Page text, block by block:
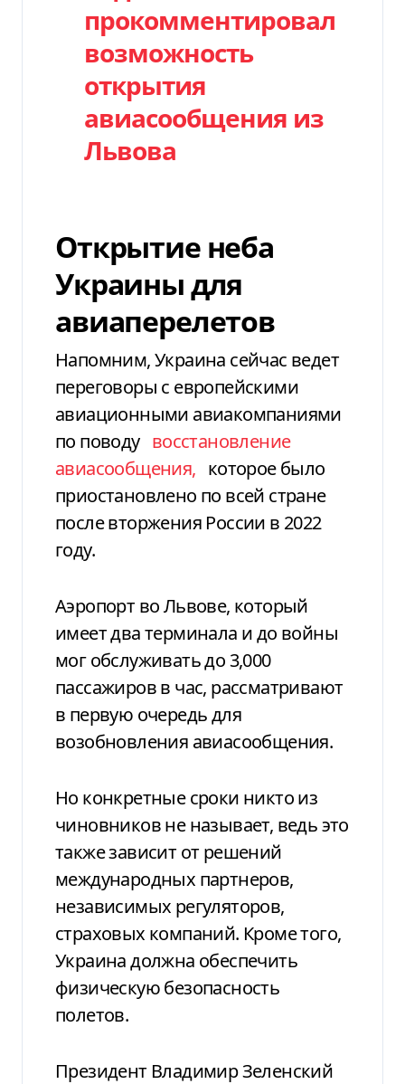
прокомментировал
возможность
открытия
авиасообщения из
Львова
Открытие неба
Украины для
авиаперелетов
Напомним, Украина сейчас ведет
переговоры с европейскими
авиационными авиакомпаниями
по поводу восстановление
авиасообщения, которое было
приостановлено по всей стране
после вторжения России в 2022
году.
Аэропорт во Львове, который
имеет два терминала и до войны
мог обслуживать до 3,000
пассажиров в час, рассматривают
в первую очередь для
возобновления авиасообщения.
Но конкретные сроки никто из
чиновников не называет, ведь это
также зависит от решений
международных партнеров,
независимых регуляторов,
страховых компаний. Кроме того,
Украина должна обеспечить
физическую безопасность
полетов.
Президент Владимир Зеленский